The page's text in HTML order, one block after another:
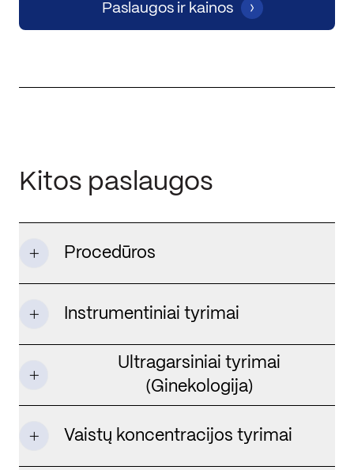
Paslaugos ir kainos
Kitos paslaugos
Procedūros
Instrumentiniai tyrimai
Ultragarsiniai tyrimai
(Ginekologija)
Vaistų koncentracijos tyrimai